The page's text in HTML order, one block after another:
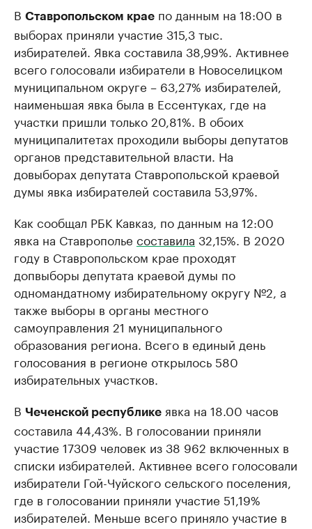
В Ставропольском крае по данным на 18:00 в
выборах приняли участие 315,3 тыс.
избирателей. Явка составила 38,99%. Активнее
всего голосовали избиратели в Новоселицком
муниципальном округе – 63,27% избирателей,
наименьшая явка была в Ессентуках, где на
участки пришли только 20,81%. В обоих
муниципалитетах проходили выборы депутатов
органов представительной власти. На
довыборах депутата Ставропольской краевой
думы явка избирателей составила 53,97%.
Как сообщал РБК Кавказ, по данным на 12:00
явка на Ставрополье составила 32,15%. В 2020
году в Ставропольском крае проходят
допвыборы депутата краевой думы по
одномандатному избирательному округу №2, а
также выборы в органы местного
самоуправления 21 муниципального
образования региона. Всего в единый день
голосования в регионе открылось 580
избирательных участков.
В Чеченской республике явка на 18.00 часов
составила 44,43%. В голосовании приняли
участие 17309 человек из 38 962 включенных в
списки избирателей. Активнее всего голосовали
избиратели Гой-Чуйского сельского поселения,
где в голосовании приняли участие 51,19%
избирателей. Меньше всего приняло участие в